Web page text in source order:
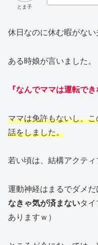
とま子
休日なのに休む暇がない
ある時娘が言いました。
『なんでママは運転でき
ママは免許もないし、
話をしました。
若い頃は、結構アクティ
運動神経はまるでダメだ
なきゃ気が済まないタ
ありますｗ）